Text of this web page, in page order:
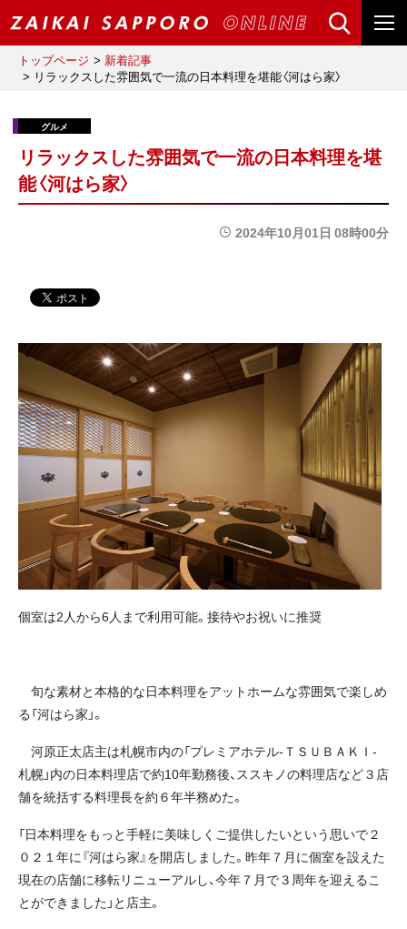
トップページ
新着記事
リラックスした雰囲気で一流の日本料理を堪能〈河はら家〉
リラックスした雰囲気で一流の日本料理を堪
能〈河はら家〉
2024年10月01日 08時00分
個室は2人から6人まで利用可能。接待やお祝いに推奨
旬な素材と本格的な日本料理をアットホームな雰囲気で楽しめ
る「河はら家」。
河原正太店主は札幌市内の「プレミアホテル‐ＴＳＵＢＡＫＩ‐
札幌」内の日本料理店で約10年勤務後、ススキノの料理店など３店
舗を統括する料理長を約６年半務めた。
「日本料理をもっと手軽に美味しくご提供したいという思いで２
０２１年に『河はら家』を開店しました。昨年７月に個室を設えた
現在の店舗に移転リニューアルし、今年７月で３周年を迎えるこ
とができました」と店主。